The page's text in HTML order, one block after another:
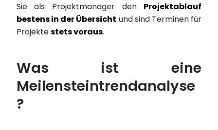
Sie als Projektmanager den Projektablauf
bestens in der Übersicht und sind Terminen für
Projektestets voraus.
Was ist eine
Meilensteintrendanalyse
?